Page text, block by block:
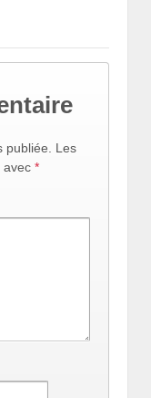
publiée. Les
avec *